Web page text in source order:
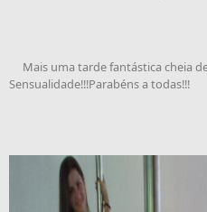
Mais uma tarde fantástica cheia
Sensualidade!!!Parabéns a todas!!!